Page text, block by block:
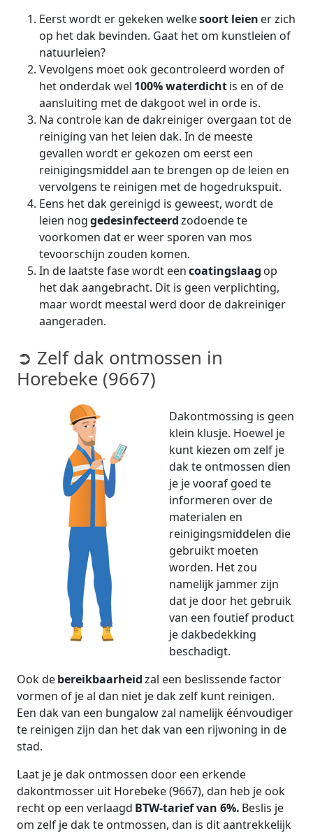
Eerst wordt er gekeken welkesoort leien er zich
op het dak bevinden. Gaat het om kunstleien of
natuurleien?
Vevolgens moet ook gecontroleerd worden of
het onderdak wel 100% waterdichtis en of de
aansluiting met de dakgoot wel in orde is.
Na controle kan de dakreiniger overgaan tot de
reiniging van het leien dak. In de meeste
gevallen wordt er gekozen om eerst een
reinigingsmiddel aan te brengen op de leien en
vervolgens te reinigen met de hogedrukspuit.
Eens het dak gereinigd is geweest, wordt de
leien noggedesinfecteerdzodoende te
voorkomen dat er weer sporen van mos
tevoorschijn zouden komen.
In de laatste fase wordt eencoatingslaag op
het dak aangebracht. Dit is geen verplichting,
maar wordt meestal werd door de dakreiniger
aangeraden.
➲ Zelf dak ontmossen in
Horebeke (9667)
Dakontmossing is geen
klein klusje. Hoewel je
kunt kiezen om zelf je
dak te ontmossen dien
je je vooraf goed te
informeren over de
materialen en
reinigingsmiddelen die
gebruikt moeten
worden. Het zou
namelijk jammer zijn
dat je door het gebruik
van een foutief product
je dakbedekking
beschadigt.
Ook debereikbaarheidzal een beslissende factor
vormen of je al dan niet je dak zelf kunt reinigen.
Een dak van een bungalow zal namelijk éénvoudiger
te reinigen zijn dan het dak van een rijwoning in de
stad.
Laat je je dak ontmossen door een erkende
dakontmosser uit Horebeke (9667), dan heb je ook
recht op een verlaagd BTW-tarief van 6%. Beslis je
om zelf je dak te ontmossen, dan is dit aantrekkelijk